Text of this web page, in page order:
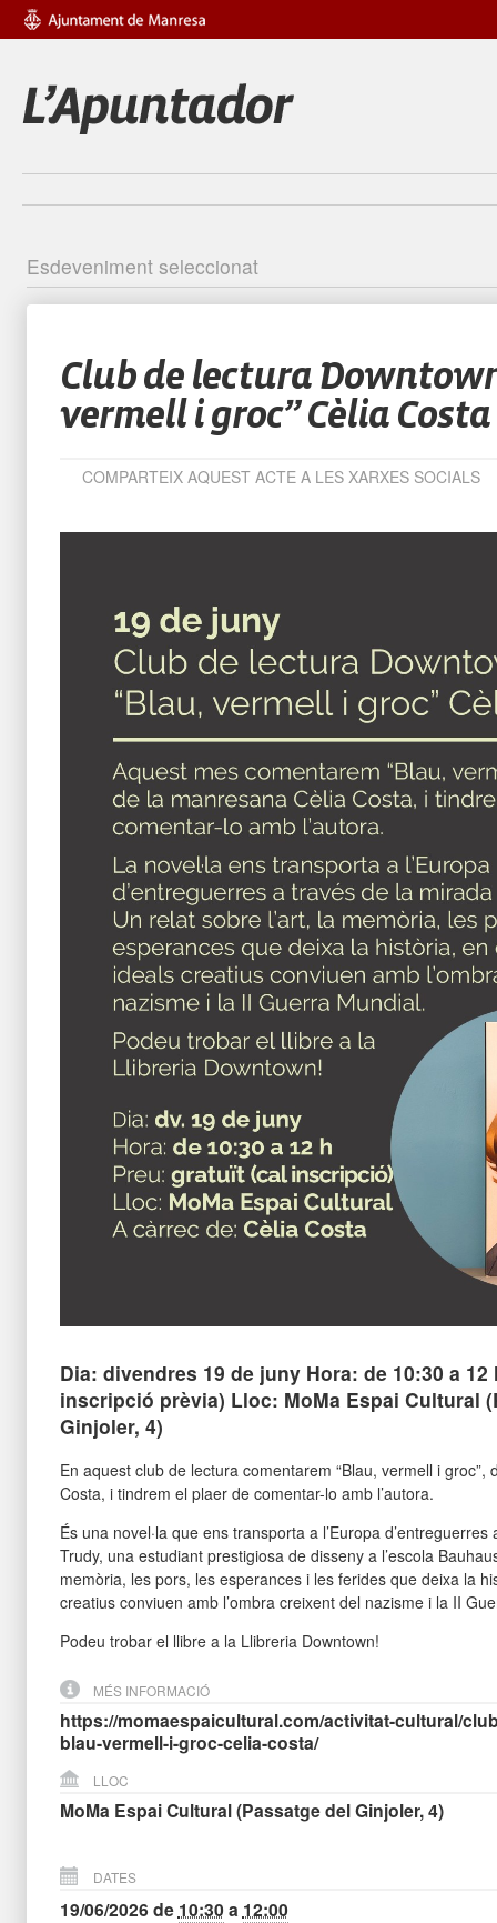
Esdeveniment seleccionat
Club de lectura
vermell i groc” Cèlia Costa
COMPARTEIX AQUEST ACTE A LES XARXES SOCIALS
Dia: divendres 19 de juny Hora: de 10:30 a
inscripció prèvia) Lloc: MoMa Espai Cultural
Ginjoler, 4)
En aquest club de lectura comentarem “Blau, vermell i groc”,
Costa, i tindrem el plaer de comentar-lo amb l’autora.
És una novel·la que ens transporta a l’Europa
Trudy, una estudiant prestigiosa de disseny a l’escola
memòria, les pors, les esperances i les ferides que deixa la
creatius conviuen amb l’ombra creixent del nazisme i la II
Podeu trobar el llibre a la Llibreria Downtown!
MÉS INFORMACIÓ
https://momaespaicultural.com/activitat-cultural/
blau-vermell-i-groc-celia-costa/
LLOC
MoMa Espai Cultural (Passatge del Ginjoler, 4)
DATES
19/06/2026de 10:30a 12:00